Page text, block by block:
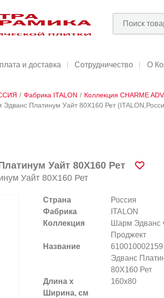
и доставка Сотрудничество О
/ Фабрика ITALON / Коллекция CHARME
Платинум Уайт 80X160 Рет
Уайт 80X160 Рет
Уайт 80X160 Рет
Страна
Россия
Фабрика
ITALON
Коллекция
Шарм Эдванс
Проджект
Название
Эдванс
80X160 Рет
Длина х
Ширина, см
160x80